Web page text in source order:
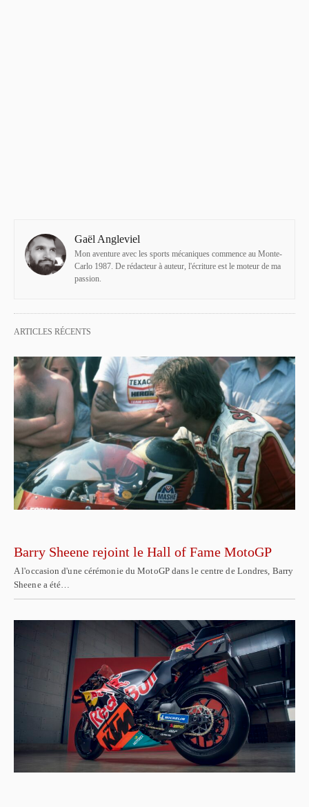
Gaël Angleviel
Mon aventure avec les sports mécaniques commence au Monte-
Carlo 1987. De rédacteur à auteur, l'écriture est le moteur de ma
passion.
ARTICLES RÉCENTS
Barry Sheene rejoint le Hall of Fame MotoGP
A l'occasion d'une cérémonie du MotoGP dans le centre de Londres, Barry
Sheene a été…